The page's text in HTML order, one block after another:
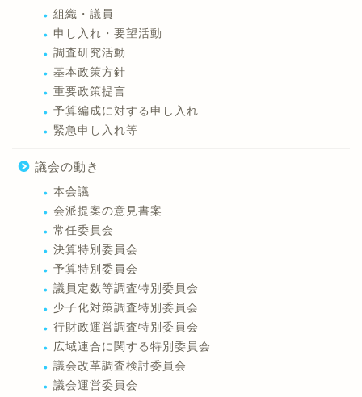
組織・議員
申し入れ・要望活動
調査研究活動
基本政策方針
重要政策提言
予算編成に対する申し入れ
緊急申し入れ等
議会の動き
本会議
会派提案の意見書案
常任委員会
決算特別委員会
予算特別委員会
議員定数等調査特別委員会
少子化対策調査特別委員会
行財政運営調査特別委員会
広域連合に関する特別委員会
議会改革調査検討委員会
議会運営委員会